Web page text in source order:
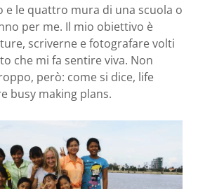
e le quattro mura di una scuola o
per me. Il mio obiettivo è
scriverne e fotografare volti
che mi fa sentire viva. Non
però: come si dice, life
busy making plans.